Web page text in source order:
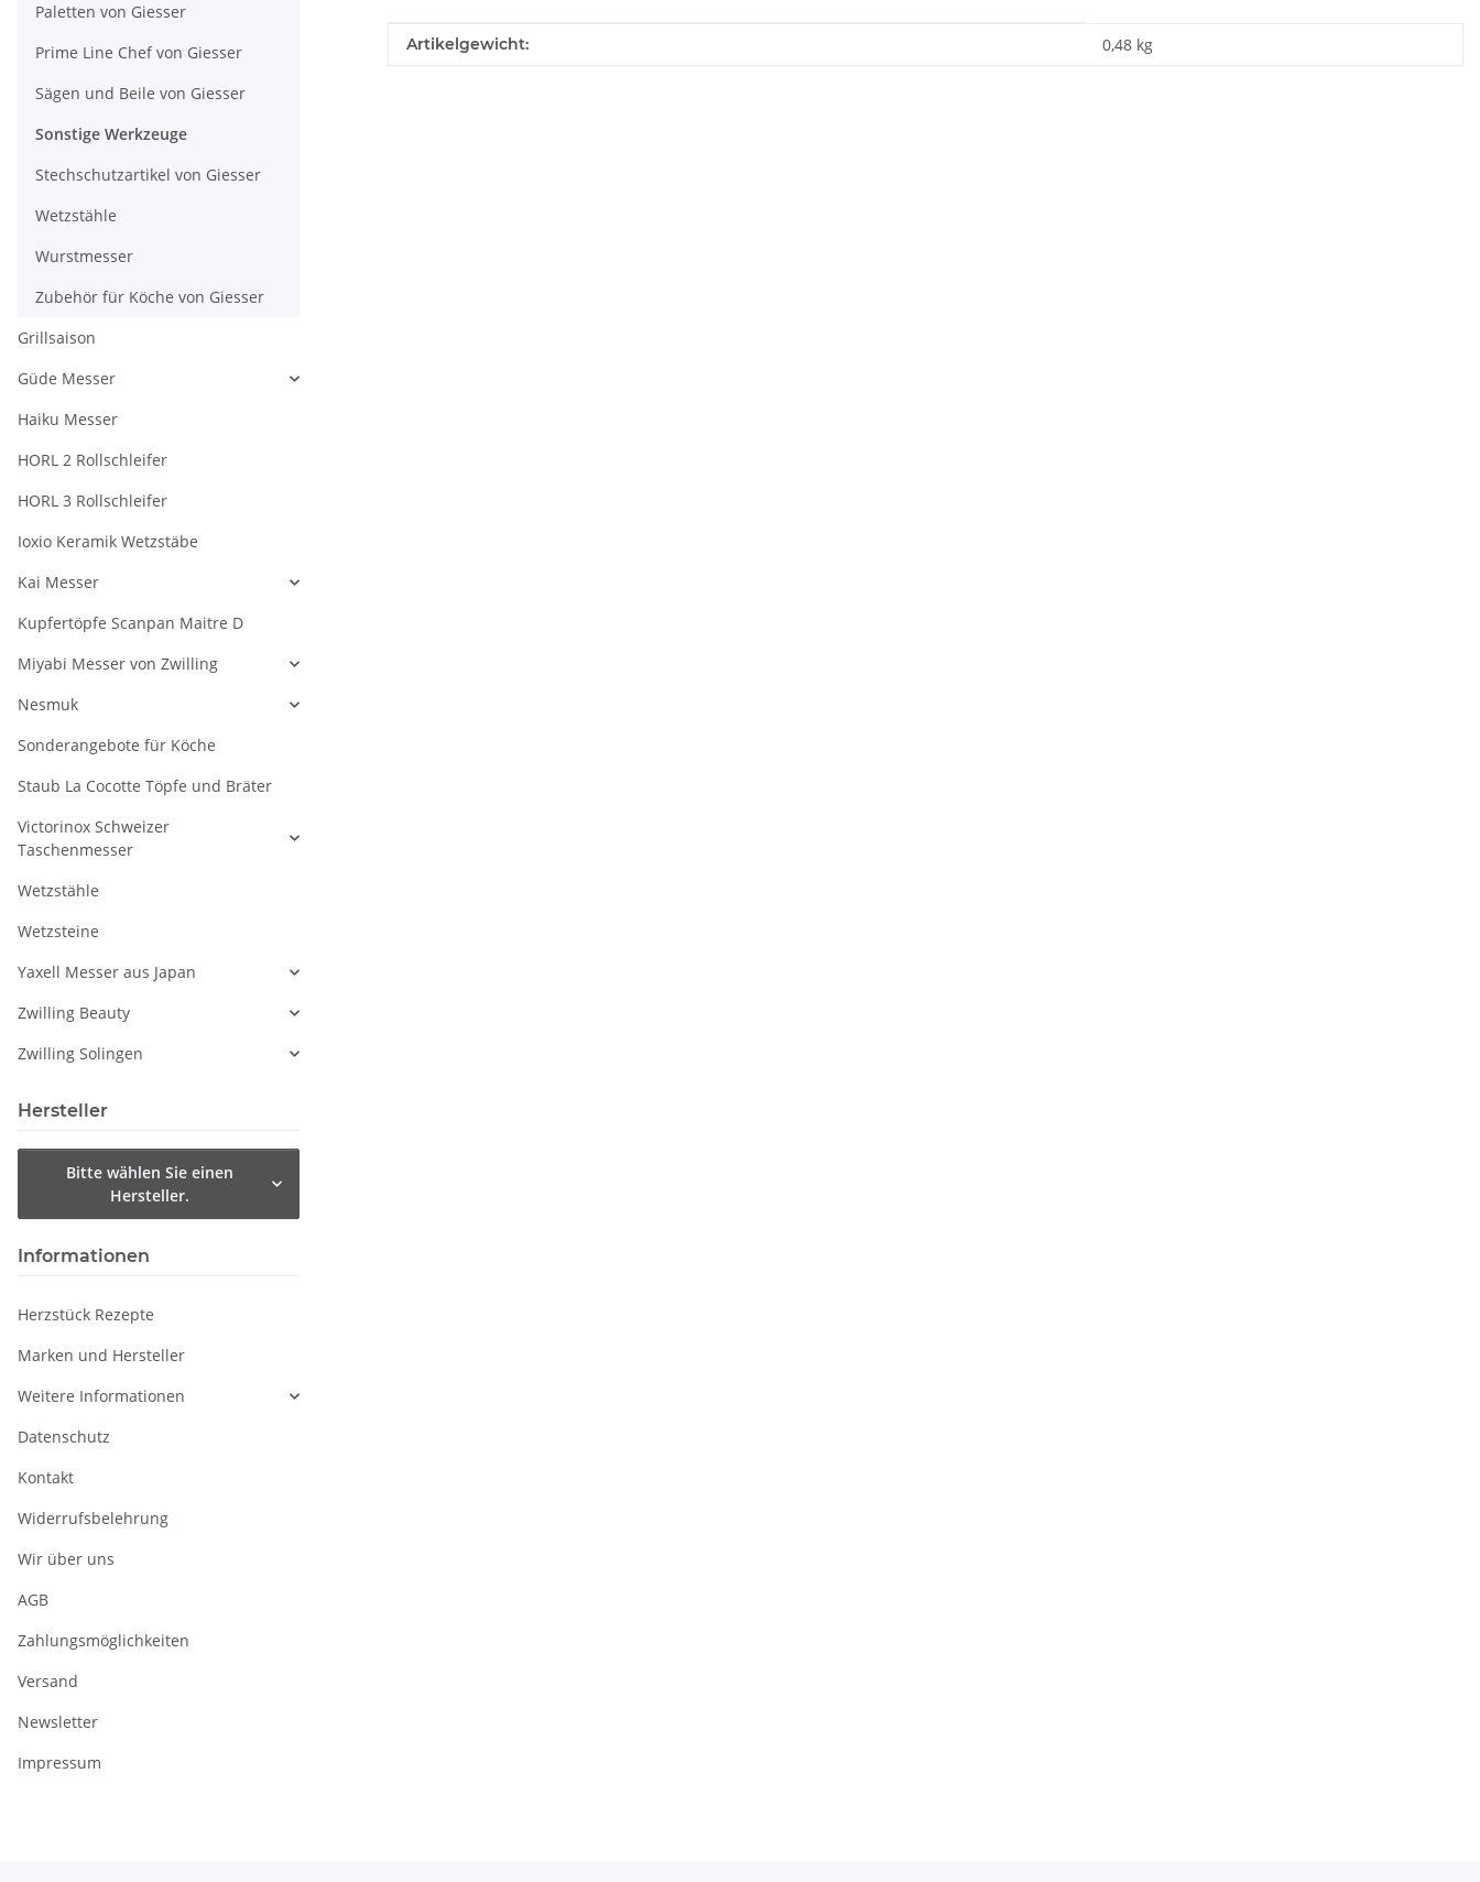
Produkteigenschaft
Wert
Artikelgewicht: 0,48 kg
Paletten von Giesser
Prime Line Chef von Giesser
Sägen und Beile von Giesser
Sonstige Werkzeuge
Stechschutzartikel von Giesser
Wetzstähle
Wurstmesser
Zubehör für Köche von Giesser
Grillsaison
Güde Messer
Haiku Messer
HORL 2 Rollschleifer
HORL 3 Rollschleifer
Ioxio Keramik Wetzstäbe
Kai Messer
Kupfertöpfe Scanpan Maitre D
Miyabi Messer von Zwilling
Nesmuk
Sonderangebote für Köche
Staub La Cocotte Töpfe und Bräter
Victorinox Schweizer
Taschenmesser
Wetzstähle
Wetzsteine
Yaxell Messer aus Japan
Zwilling Beauty
Zwilling Solingen
Hersteller
Bitte wählen Sie einen
Hersteller.
Informationen
Herzstück Rezepte
Marken und Hersteller
Weitere Informationen
Datenschutz
Kontakt
Widerrufsbelehrung
Wir über uns
AGB
Zahlungsmöglichkeiten
Versand
Newsletter
Impressum